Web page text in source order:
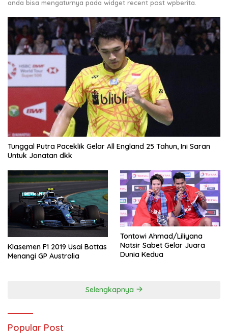
anda bisa mengaturnya pada widget recent post wpberita.
Tunggal Putra Paceklik Gelar All England 25 Tahun, Ini Saran
Untuk Jonatan dkk
Klasemen F1 2019 Usai Bottas
Menangi GP Australia
Tontowi Ahmad/Liliyana
Natsir Sabet Gelar Juara
Dunia Kedua
Selengkapnya
Popular Post